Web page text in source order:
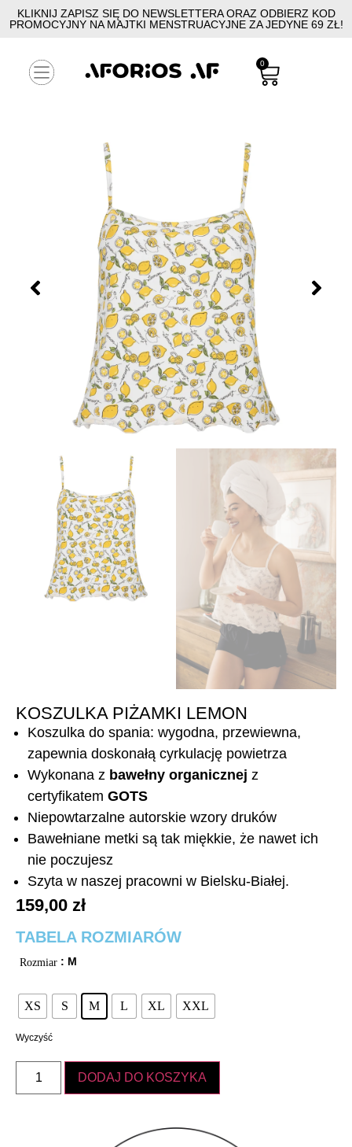
KLIKNIJ ZAPISZ SIĘ DO NEWSLETTERA ORAZ ODBIERZ KOD
PROMOCYJNY NA MAJTKI MENSTRUACYJNE ZA JEDYNE 69 ZŁ!
0
KOSZULKA PIŻAMKI LEMON
Koszulka do spania: wygodna, przewiewna,
zapewnia doskonałą cyrkulację powietrza
Wykonana z bawełny organicznej z
certyfikatem GOTS
Niepowtarzalne autorskie wzory druków
Bawełniane metki są tak miękkie, że nawet ich
nie poczujesz
Szyta w naszej pracowni w Bielsku-Białej.
159,00 zł
TABELA ROZMIARÓW
Rozmiar : M
XS S M L XL XXL
Wyczyść
DODAJ DO KOSZYKA